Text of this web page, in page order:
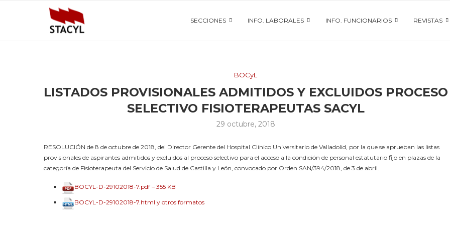
SECCIONES INFO. LABORALES INFO. FUNCIONARIOS REVISTAS
BOCyL
LISTADOS PROVISIONALES ADMITIDOS Y EXCLUIDOS PROCESO
SELECTIVO FISIOTERAPEUTAS SACYL
29 octubre, 2018
RESOLUCIÓN de 8 de octubre de 2018, del Director Gerente del Hospital Clínico Universitario de Valladolid, por la que se aprueban las listas
provisionales de aspirantes admitidos y excluidos al proceso selectivo para el acceso a la condición de personal estatutario fijo en plazas de la
categoría de Fisioterapeuta del Servicio de Salud de Castilla y León, convocado por Orden SAN/394/2018, de 3 de abril.
BOCYL-D-29102018-7.pdf – 355 KB
BOCYL-D-29102018-7.html y otros formatos